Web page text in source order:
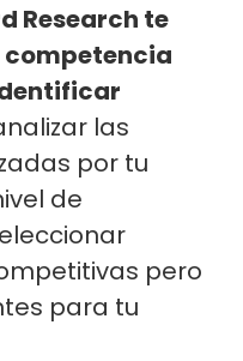
Research te
las
por tu
de
pero
para tu